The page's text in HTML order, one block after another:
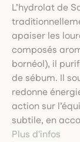
L’hydrolat de
apaiser les
composés
bornéol), il
de sébum. Il
redonne
action sur
subtile, en
Plus d'infos